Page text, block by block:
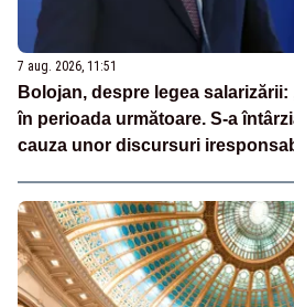
7 aug. 2026, 11:51
Bolojan, despre legea
în perioada următoare. S-a
cauza unor discursuri